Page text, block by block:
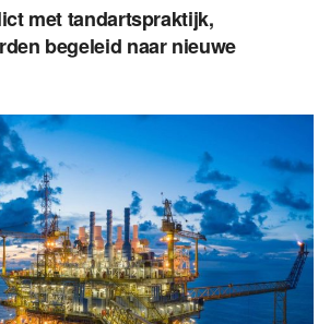
met tandartspraktijk,
begeleid naar nieuwe